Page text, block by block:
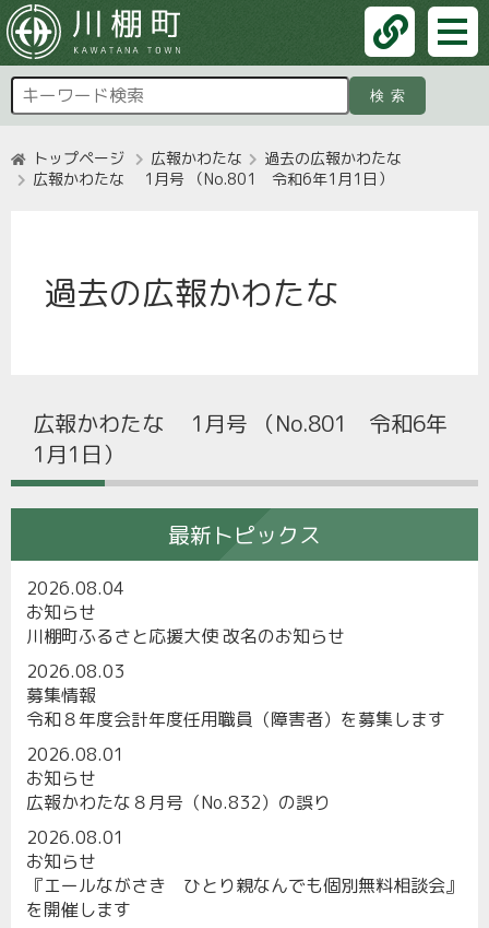
検索
トップページ 広報かわたな
過去の広報かわたな
広報かわたな 1月号 （No.801 令和6年1月1日）
過去の広報かわたな
広報かわたな 1月号 （No.801 令和6年
1月1日）
最新トピックス
2026.08.04
お知らせ
川棚町ふるさと応援大使 改名のお知らせ
2026.08.03
募集情報
令和８年度会計年度任用職員（障害者）を募集します
2026.08.01
お知らせ
広報かわたな８月号（No.832）の誤り
2026.08.01
お知らせ
『エールながさき ひとり親なんでも個別無料相談会』
を開催します